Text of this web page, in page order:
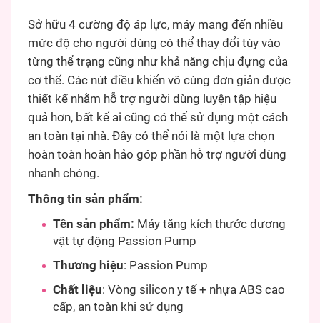
Sở hữu 4 cường độ áp lực, máy mang đến nhiều
mức độ cho người dùng có thể thay đổi tùy vào
từng thể trạng cũng như khả năng chịu đựng của
cơ thể. Các nút điều khiển vô cùng đơn giản được
thiết kế nhằm hỗ trợ người dùng luyện tập hiệu
quả hơn, bất kể ai cũng có thể sử dụng một cách
an toàn tại nhà. Đây có thể nói là một lựa chọn
hoàn toàn hoàn hảo góp phần hỗ trợ người dùng
nhanh chóng.
Thông tin sản phẩm:
Tên sản phẩm: Máy tăng kích thước dương
vật tự động Passion Pump
Thương hiệu: Passion Pump
Chất liệu: Vòng silicon y tế + nhựa ABS cao
cấp, an toàn khi sử dụng